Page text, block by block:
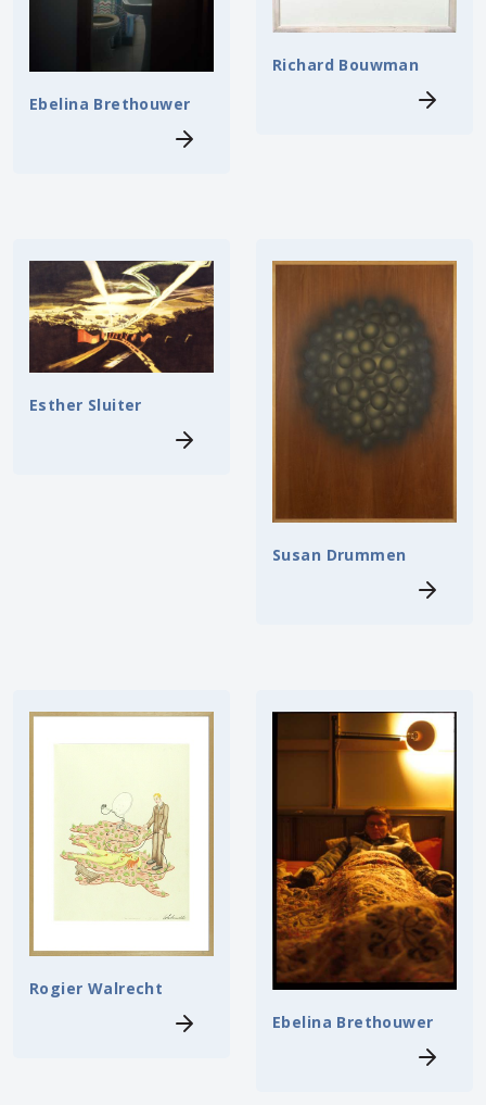
Ebelina Brethouwer
Richard Bouwman
Esther Sluiter
Susan Drummen
Rogier Walrecht
Ebelina Brethouwer